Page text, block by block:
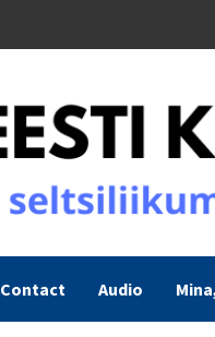
Contact Audio